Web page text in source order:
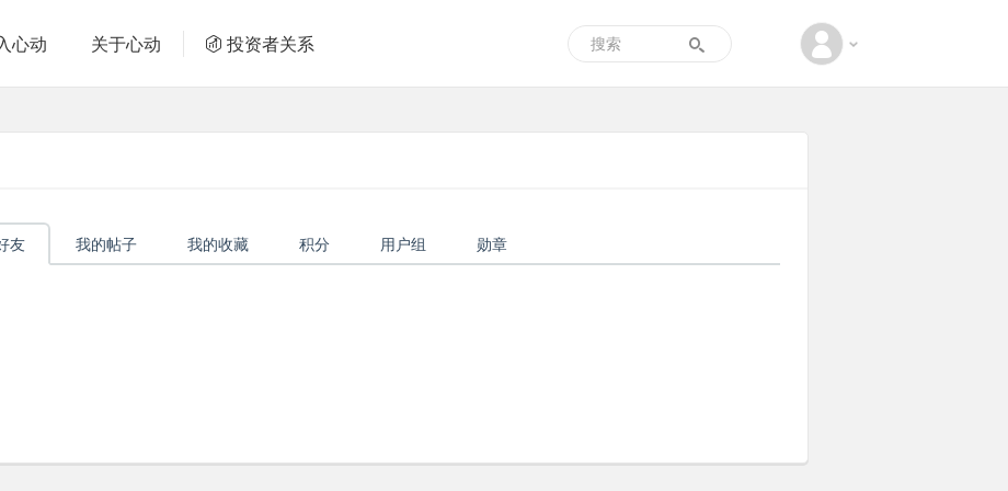
心动 关于心动 投资者关系
友 我的帖子 我的收藏 积分 用户组 勋章